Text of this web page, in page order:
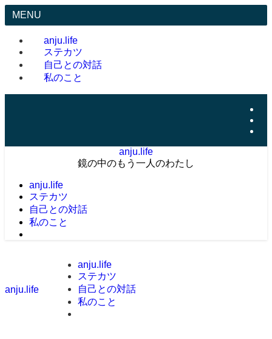
MENU
anju.life
ステカツ
自己との対話
私のこと
anju.life
鏡の中のもう一人のわたし
anju.life
ステカツ
自己との対話
私のこと
anju.life
anju.life
ステカツ
自己との対話
私のこと